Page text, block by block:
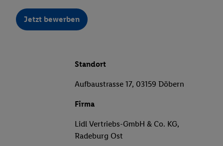
Jetzt bewerben
Standort
Aufbaustrasse 17, 03159 Döbern
Firma
Lidl Vertriebs-GmbH & Co. KG,
Radeburg Ost